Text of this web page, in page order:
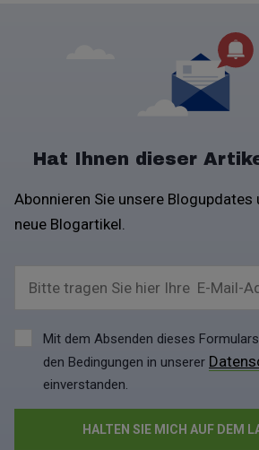
Hat Ihnen dieser
Abonnieren Sie unsere Blogupdates
neue Blogartikel.
Bitte tragen Sie hier Ihre E-Mail-
Mit dem Absenden dieses
den Bedingungen in unserer
einverstanden.